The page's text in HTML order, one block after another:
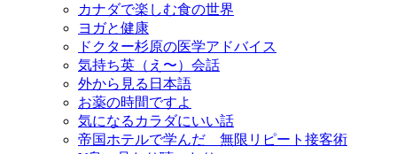
カナダで楽しむ食の世界
ヨガと健康
ドクター杉原の医学アドバイス
気持ち英（え〜）会話
外から見る日本語
お薬の時間ですよ
気になるカラダにいい話
帝国ホテルで学んだ 無限リピート接客術